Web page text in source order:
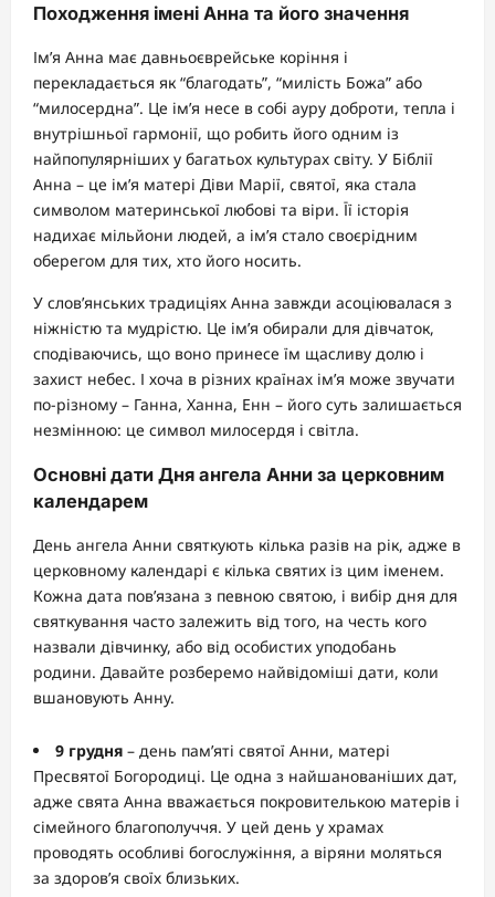
Походження імені Анна та його значення
Ім’я Анна має давньоєврейське коріння і
перекладається як “благодать”, “милість Божа” або
“милосердна”. Це ім’я несе в собі ауру доброти, тепла і
внутрішньої гармонії, що робить його одним із
найпопулярніших у багатьох культурах світу. У Біблії
Анна – це ім’я матері Діви Марії, святої, яка стала
символом материнської любові та віри. Її історія
надихає мільйони людей, а ім’я стало своєрідним
оберегом для тих, хто його носить.
У слов’янських традиціях Анна завжди асоціювалася з
ніжністю та мудрістю. Це ім’я обирали для дівчаток,
сподіваючись, що воно принесе їм щасливу долю і
захист небес. І хоча в різних країнах ім’я може звучати
по-різному – Ганна, Ханна, Енн – його суть залишається
незмінною: це символ милосердя і світла.
Основні дати Дня ангела Анни за церковним
календарем
День ангела Анни святкують кілька разів на рік, адже в
церковному календарі є кілька святих із цим іменем.
Кожна дата пов’язана з певною святою, і вибір дня для
святкування часто залежить від того, на честь кого
назвали дівчинку, або від особистих уподобань
родини. Давайте розберемо найвідоміші дати, коли
вшановують Анну.
9 грудня – день пам’яті святої Анни, матері
Пресвятої Богородиці. Це одна з найшанованіших дат,
адже свята Анна вважається покровителькою матерів і
сімейного благополуччя. У цей день у храмах
проводять особливі богослужіння, а віряни моляться
за здоров’я своїх близьких.